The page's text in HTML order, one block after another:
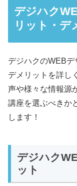
デジハク
リット・デ
デジハクのWEB
デメリットを詳し
声や様々な情報源
講座を選ぶべきか
します！
デジハク
ット